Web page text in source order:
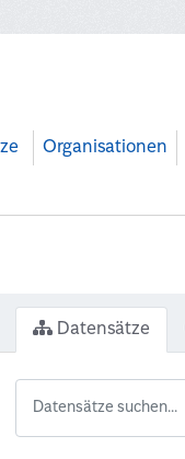
Organisationen
Datensätze